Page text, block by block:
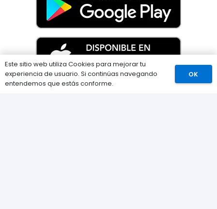
Comprar
Este sitio web utiliza Cookies para mejorar tu
experiencia de usuario. Si continúas navegando
entendemos que estás conforme.
OK